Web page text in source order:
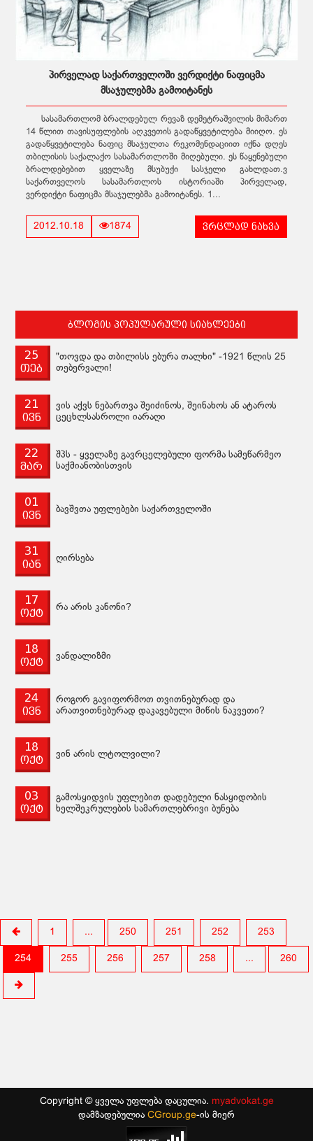
პირველად საქართველოში ვერდიქტი ნაფიცმა
მსაჯულებმა გამოიტანეს
სასამართლომ ბრალდებულ რევაზ დემეტრაშვილის მიმართ
14 წლით თავისუფლების აღკვეთის გადაწყვეტილება მიიღო. ეს
გადაწყვეტილება ნაფიც მსაჯულთა რეკომენდაციით იქნა დღეს
თბილისის საქალაქო სასამართლოში მიღებული. ეს წაყენებული
ბრალდებებით ყველაზე მსუბუქი სასჯელი გახლდათ.ვ
საქართველოს სასამართლოს ისტორიაში პირველად,
ვერდიქტი ნაფიცმა მსაჯულებმა გამოიტანეს. 1...
2012.10.18 1874 ვრცლად ნახვა
ბლოგის პოპულარული სიახლეები
25
თებ
"თოვდა და თბილისს ებურა თალხი" -1921 წლის 25
თებერვალი!
21
ივნ
ვის აქვს ნებართვა შეიძინოს, შეინახოს ან ატაროს
ცეცხლსასროლი იარაღი
22
მარ
შპს - ყველაზე გავრცელებული ფორმა სამეწარმეო
საქმიანობისთვის
01
ივნ
ბავშვთა უფლებები საქართველოში
31
იან
ღირსება
17
ოქტ
რა არის კანონი?
18
ოქტ
ვანდალიზმი
24
ივნ
როგორ გავიფორმოთ თვითნებურად და
არათვითნებურად დაკავებული მიწის ნაკვეთი?
18
ოქტ
ვინ არის ლტოლვილი?
03
ოქტ
გამოსყიდვის უფლებით დადებული ნასყიდობის
ხელშეკრულების სამართლებრივი ბუნება
1 ... 250 251 252 253
254 255 256 257 258 ... 260
Copyright © ყველა უფლება დაცულია. myadvokat.ge
დამზადებულია CGroup.ge-ის მიერ